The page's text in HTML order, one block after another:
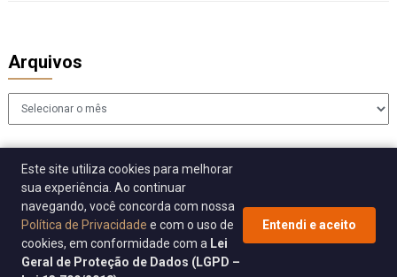
Arquivos
Arquivos
© 2026 Sincomavi Alerta| WordPress Theme bySuperb WordPress
Themes
Este site utiliza cookies para melhorar
sua experiência. Ao continuar
navegando, você concorda com nossa
Política de Privacidade e com o uso de
cookies, em conformidade com a Lei
Geral de Proteção de Dados (LGPD –
Entendi e aceito